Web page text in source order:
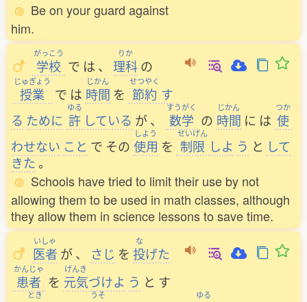
Be on your guard against
him.
がっこう
学校 で は 、
りか
理科の
じゅぎょう
授業 で は
じかん
時間 を
せつやく
節約 す
る ために
ゆる
許 している が、
すうがく
数学 の
じかん
時間 に は
つか
使
わせない こと で その
しよう
使用 を
せいげん
制限 しよ う と して
きた。
Schools have tried to limit their use by not
allowing them to be used in math classes, although
they allow them in science lessons to save time.
いしゃ
医者 が、 さじ を
な
投げた
かんじゃ
患者 を
げんき
元気づけよ う と す
とき うそ ゆる